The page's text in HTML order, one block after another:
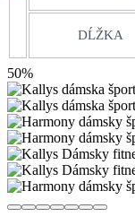
DĹŽKA
50%